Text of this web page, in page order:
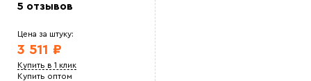
5 отзывов
Цена за штуку:
3 511 ₽
Купить в 1 клик
Купить оптом